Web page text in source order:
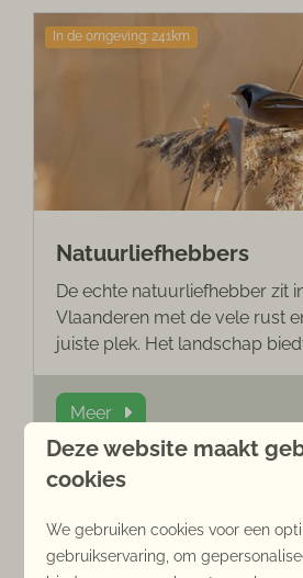
In de omgeving: 241km
Natuurliefhebbers
De echte natuurliefhebber zit
Vlaanderen met de vele rust
juiste plek. Het landschap
Meer
Deze website maakt
cookies
We gebruiken cookies voor een
gebruikservaring, om